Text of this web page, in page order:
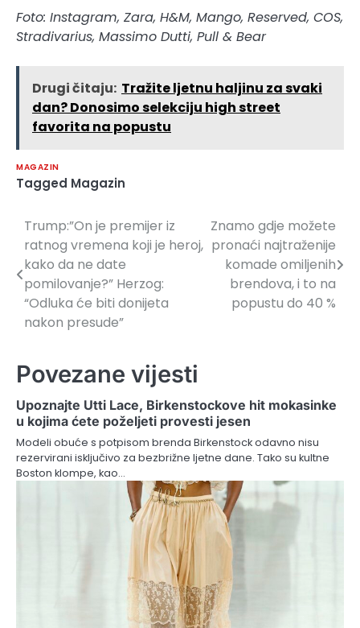
Foto: Instagram, Zara, H&M, Mango, Reserved, COS,
Stradivarius, Massimo Dutti, Pull & Bear
Drugi čitaju: Tražite ljetnu haljinu za svaki
dan? Donosimo selekciju high street
favorita na popustu
MAGAZIN
Tagged Magazin
Navigacija
članaka
Trump:”On je premijer iz
ratnog vremena koji je heroj,
kako da ne date
pomilovanje?” Herzog:
“Odluka će biti donijeta
nakon presude”
Znamo gdje možete
pronaći najtraženije
komade omiljenih
brendova, i to na
popustu do 40 %
Povezane vijesti
Upoznajte Utti Lace, Birkenstockove hit mokasinke
u kojima ćete poželjeti provesti jesen
Modeli obuće s potpisom brenda Birkenstock odavno nisu
rezervirani isključivo za bezbrižne ljetne dane. Tako su kultne
Boston klompe, kao…